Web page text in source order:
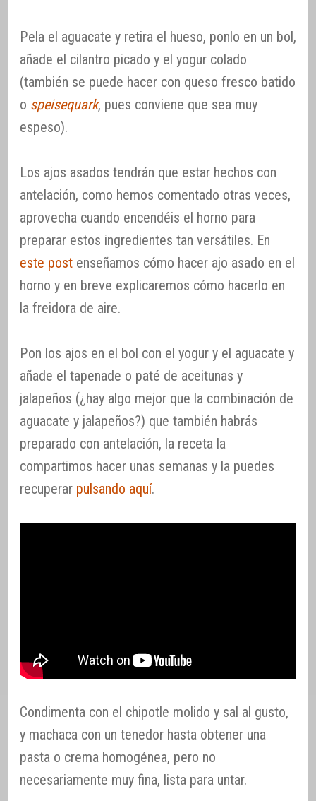
Pela el aguacate y retira el hueso, ponlo en un bol,
añade el cilantro picado y el yogur colado
(también se puede hacer con queso fresco batido
o speisequark, pues conviene que sea muy
espeso).
Los ajos asados tendrán que estar hechos con
antelación, como hemos comentado otras veces,
aprovecha cuando encendéis el horno para
preparar estos ingredientes tan versátiles. En
este post enseñamos cómo hacer ajo asado en el
horno y en breve explicaremos cómo hacerlo en
la freidora de aire.
Pon los ajos en el bol con el yogur y el aguacate y
añade el tapenade o paté de aceitunas y
jalapeños (¿hay algo mejor que la combinación de
aguacate y jalapeños?) que también habrás
preparado con antelación, la receta la
compartimos hacer unas semanas y la puedes
recuperar pulsando aquí.
Condimenta con el chipotle molido y sal al gusto,
y machaca con un tenedor hasta obtener una
pasta o crema homogénea, pero no
necesariamente muy fina, lista para untar.